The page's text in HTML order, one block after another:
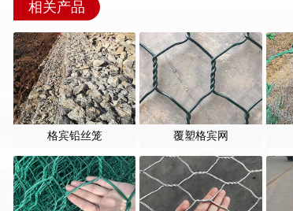
相关产品
格宾铅丝笼 覆塑格宾网